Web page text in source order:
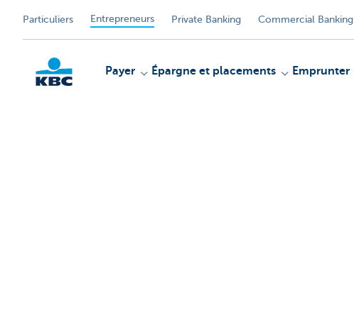
Particuliers Entrepreneurs Private Banking Commercial Banking
Payer Épargne et placements Emprunter